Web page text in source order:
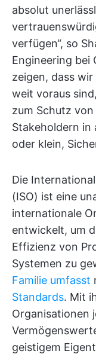
absolut
verfügen“, so
Engineering bei
zeigen, dass
weit voraus
zum Schutz
Stakeholdern in
oder klein,
Die
(ISO) ist eine
internationale
entwickelt, um
Effizienz von
Systemen zu
Familie umfasst
Standards. Mit
Organisationen
geistigem